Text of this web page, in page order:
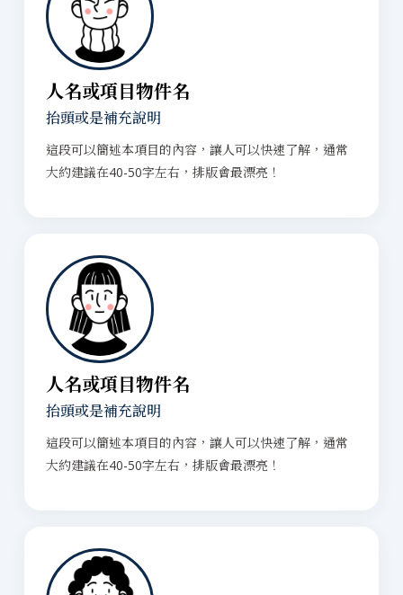
人名或項目物件名
抬頭或是補充說明
這段可以簡述本項目的內容，讓人可以快速了解，通常
大約建議在40-50字左右，排版會最漂亮！
人名或項目物件名
抬頭或是補充說明
這段可以簡述本項目的內容，讓人可以快速了解，通常
大約建議在40-50字左右，排版會最漂亮！